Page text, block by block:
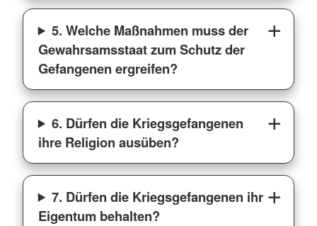
5. Welche Maßnahmen muss der
Gewahrsamsstaat zum Schutz der
Gefangenen ergreifen?
6. Dürfen die Kriegsgefangenen
ihre Religion ausüben?
7. Dürfen die Kriegsgefangenen ihr
Eigentum behalten?